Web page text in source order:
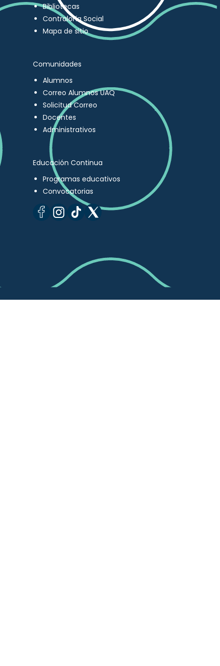
Bibliotecas
Contraloría Social
Mapa de sitio
Comunidades
Alumnos
Correo Alumnos UAQ
Solicitud Correo
Docentes
Administrativos
Educación Continua
Programas educativos
Convocatorias